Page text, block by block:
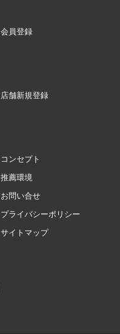
会員登録
店舗新規登録
コンセプト
推薦環境
お問い合せ
プライバシーポリシー
サイトマップ